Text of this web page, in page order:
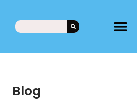
Blog